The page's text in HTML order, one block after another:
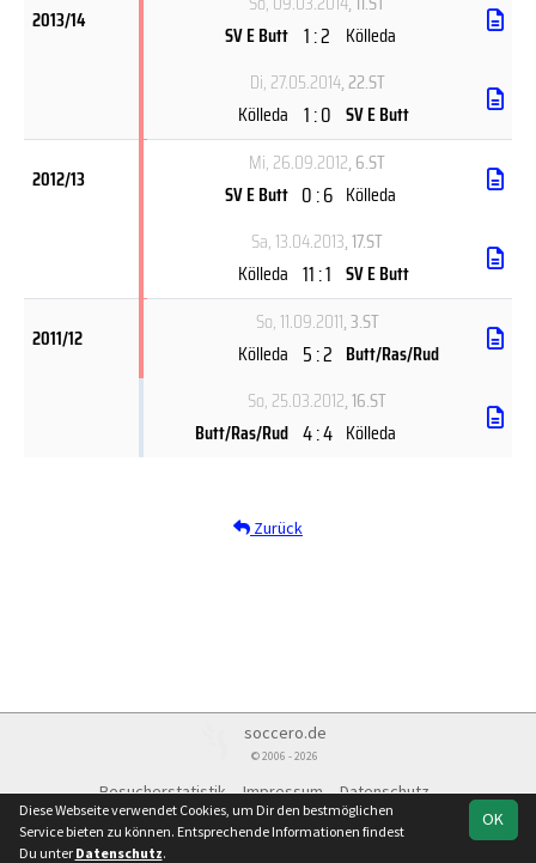
2013/14
SV E Butt 1 : 2 Kölleda
Di, 27.05.2014, 22.ST
Kölleda 1 : 0 SV E Butt
2012/13
Mi, 26.09.2012, 6.ST
SV E Butt 0 : 6 Kölleda
Sa, 13.04.2013, 17.ST
Kölleda 11 : 1 SV E Butt
2011/12
So, 11.09.2011, 3.ST
Kölleda 5 : 2 Butt/Ras/Rud
So, 25.03.2012, 16.ST
Butt/Ras/Rud 4 : 4 Kölleda
Zurück
soccero.de
© 2006 - 2026
Besucherstatistik Impressum
Datenschutz
OK
Diese Webseite verwendet Cookies, um Dir den bestmöglichen
Service bieten zu können. Entsprechende Informationen findest
Du unter Datenschutz.